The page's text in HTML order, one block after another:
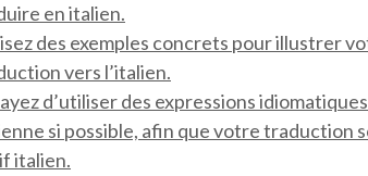
en italien.
des exemples concrets pour illustrer
vers l’italien.
d’utiliser des expressions
si possible, afin que votre traduction
italien.